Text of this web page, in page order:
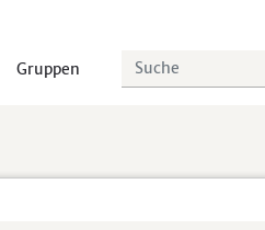
Gruppen